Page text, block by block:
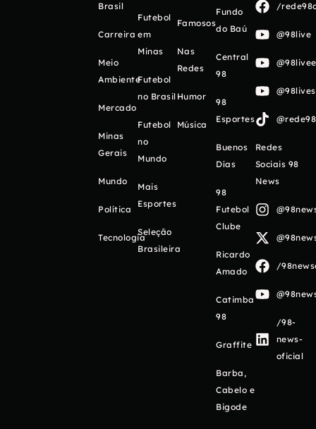
Brasil
Carreira
Meio
Ambiente
Mercado
Minas
Gerais
Mundo
Política
Tecnologia
Futebol
em
Minas
Futebol
no Brasil
Futebol
no
Mundo
Mais
Esportes
Seleção
Brasileira
Famosos
Nas
Redes
Humor
Música
Fundo
do Baú
Central
98
98
Esportes
Buenos
Días
98
Futebol
Clube
Ricardo
Amado
Catimba
98
Graffite
Barba,
Cabelo e
Bigode
/
@98live
Redes
Sociais 98
News
/
/98-
news-
oficial